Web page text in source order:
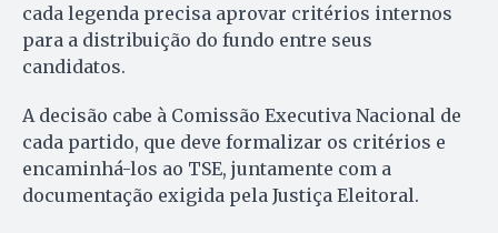
cada legenda precisa aprovar critérios internos
para a distribuição do fundo entre seus
candidatos.
A decisão cabe à Comissão Executiva Nacional de
cada partido, que deve formalizar os critérios e
encaminhá-los ao TSE, juntamente com a
documentação exigida pela Justiça Eleitoral.